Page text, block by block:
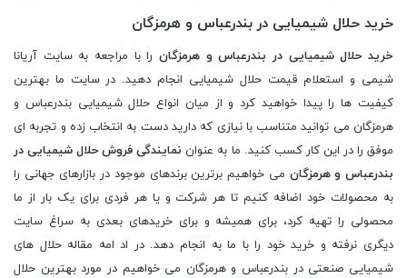
خرید حلال شیمیایی در بندرعباس و هرمزگان
خرید حلال شیمیایی در بندرعباس و هرمزگان را با مراجعه به سایت آریانا
شیمی و استعلام قیمت حلال شیمیایی انجام دهید. در سایت ما بهترین
کیفیت ها را پیدا خواهید کرد و از میان انواع حلال شیمیایی بندرعباس و
هرمزگان می توانید متناسب با نیازی که دارید دست به انتخاب زده و تجربه ای
موفق را در این کار کسب کنید. ما به عنوان نمایندگی فروش حلال شیمیایی در
بندرعباس و هرمزگان می خواهیم برترین برندهای موجود در بازارهای جهانی را
به محصولات خود اضافه کنیم تا هر شرکت و یا هر فردی برای یک بار از ما
محصولی را تهیه کرد، برای همیشه و برای خریدهای بعدی به سراغ سایت
دیگری نرفته و خرید خود را با ما به انجام دهد. در اد امه مقاله حلال های
شیمیایی صنعتی در بندرعباس و هرمزگان می خواهیم در مورد بهترین حلال